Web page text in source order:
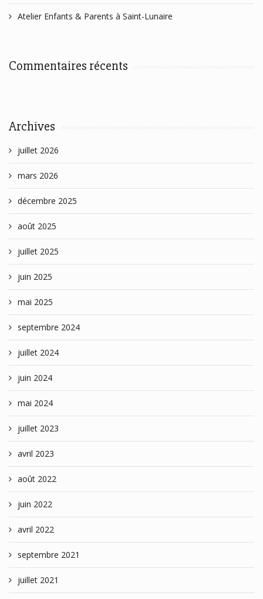
Atelier Enfants & Parents à Saint-Lunaire
Commentaires récents
Archives
juillet 2026
mars 2026
décembre 2025
août 2025
juillet 2025
juin 2025
mai 2025
septembre 2024
juillet 2024
juin 2024
mai 2024
juillet 2023
avril 2023
août 2022
juin 2022
avril 2022
septembre 2021
juillet 2021